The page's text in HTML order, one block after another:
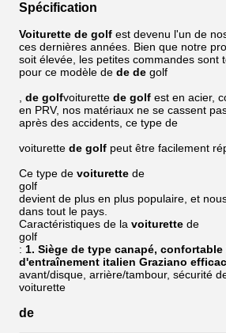
Spécification
Voiturette de golf est devenu l'un de
ces dernières années. Bien que notre
soit élevée, les petites commandes sont
pour ce modèle de de de golf
de golfvoiturette de golf est en acier,
en PRV, nos matériaux ne se cassent
après des accidents, ce type de
voiturette de golf peut être facilement
Ce type de voiturette de
golf
devient de plus en plus populaire, et
dans tout le pays.
Caractéristiques de la voiturette de
golf
: 1. Siège de type canapé, confortable
d'entraînement italien Graziano
avant/disque, arrière/tambour, sécurité
voiturette
de